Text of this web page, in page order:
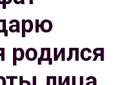
родился